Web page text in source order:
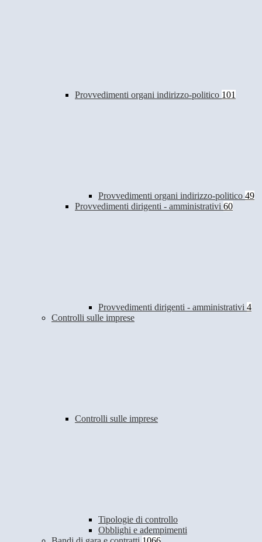
Provvedimenti organi indirizzo-politico 101
Provvedimenti organi indirizzo-politico 49
Provvedimenti dirigenti - amministrativi 60
Provvedimenti dirigenti - amministrativi 4
Controlli sulle imprese
Controlli sulle imprese
Tipologie di controllo
Obblighi e adempimenti